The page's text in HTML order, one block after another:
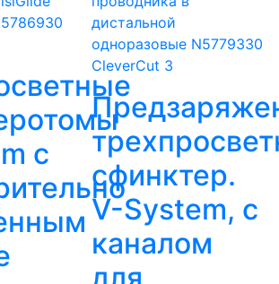
с
CleverCut 3
сфинктер.
V-System, с
каналом